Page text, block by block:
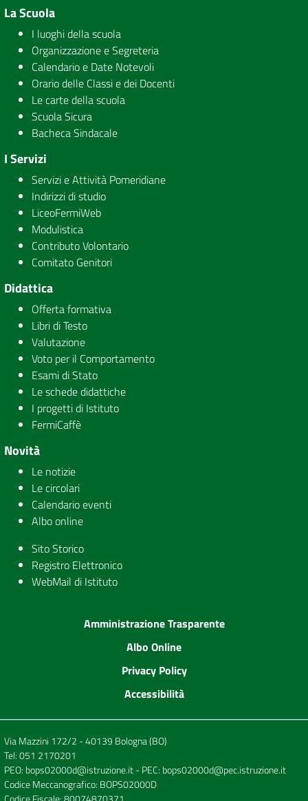
La Scuola
I luoghi della scuola
Organizzazione e Segreteria
Calendario e Date Notevoli
Orario delle Classi e dei Docenti
Le carte della scuola
Scuola Sicura
Bacheca Sindacale
I Servizi
Servizi e Attività Pomeridiane
Indirizzi di studio
LiceoFermiWeb
Modulistica
Contributo Volontario
Comitato Genitori
Didattica
Offerta formativa
Libri di Testo
Valutazione
Voto per il Comportamento
Esami di Stato
Le schede didattiche
I progetti di Istituto
FermiCaffè
Novità
Le notizie
Le circolari
Calendario eventi
Albo online
Sito Storico
Registro Elettronico
WebMail di Istituto
Amministrazione Trasparente
Albo Online
Privacy Policy
Accessibilità
Via Mazzini 172/2 - 40139 Bologna (BO)
Tel:051 2170201
PEO: bops02000d@istruzione.it- PEC: bops02000d@pec.istruzione.it
Codice Meccanografico: BOPS02000D